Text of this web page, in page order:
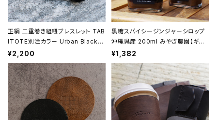
正絹 二重巻き組紐ブレスレット TAB
ITOTE別注カラー Urban Black
＜黒＞ 昇苑くみひも【京都】【組紐ア
クセサリー】【Kumihimo Bracele
t】【ギフト プレゼント】【父の日 お誕
生日】
¥2,200
黒糖スパイシージンジャーシロップ
沖縄県産 200ml みやぎ農園【ギフト
プレゼント】【父の日 お誕生日】
¥1,382